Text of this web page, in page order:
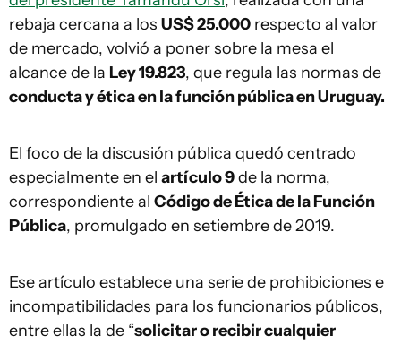
rebaja cercana a los US$ 25.000 respecto al valor
de mercado, volvió a poner sobre la mesa el
alcance de la Ley 19.823, que regula las normas de
conducta y ética en la función pública en Uruguay.
El foco de la discusión pública quedó centrado
especialmente en el artículo 9de la norma,
correspondiente al Código de Ética de la Función
Pública, promulgado en setiembre de 2019.
Ese artículo establece una serie de prohibiciones e
incompatibilidades para los funcionarios públicos,
entre ellas la de “solicitar o recibir cualquier